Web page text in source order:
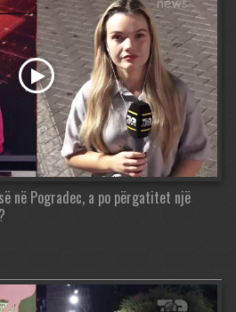
në Pogradec, a po përgatitet një